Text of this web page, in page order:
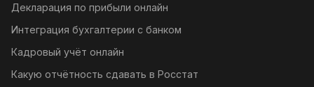
Декларация по прибыли онлайн
Интеграция бухгалтерии с банком
Кадровый учёт онлайн
Какую отчётность сдавать в Росстат